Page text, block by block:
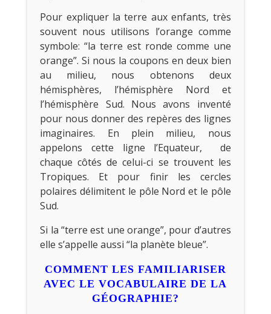
Pour expliquer la terre aux enfants, très
souvent nous utilisons l’orange comme
symbole: “la terre est ronde comme une
orange”. Si nous la coupons en deux bien
au milieu, nous obtenons deux
hémisphères, l’hémisphère Nord et
l’hémisphère Sud. Nous avons inventé
pour nous donner des repères des lignes
imaginaires. En plein milieu, nous
appelons cette ligne l’Equateur, de
chaque côtés de celui-ci se trouvent les
Tropiques. Et pour finir les cercles
polaires délimitent le pôle Nord et le pôle
Sud.
Si la “terre est une orange”, pour d’autres
elle s’appelle aussi “la planète bleue”.
COMMENT LES FAMILIARISER
AVEC LE VOCABULAIRE DE LA
GÉOGRAPHIE?